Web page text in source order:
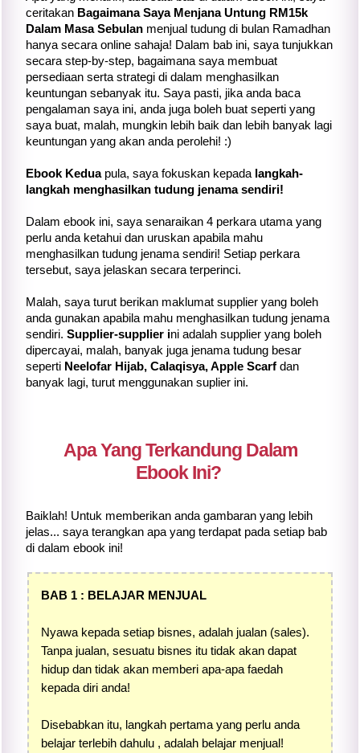
ceritakan Bagaimana Saya Menjana Untung RM15k
Dalam Masa Sebulan menjual tudung di bulan Ramadhan
hanya secara online sahaja! Dalam bab ini, saya tunjukkan
secara step-by-step, bagaimana saya membuat
persediaan serta strategi di dalam menghasilkan
keuntungan sebanyak itu. Saya pasti, jika anda baca
pengalaman saya ini, anda juga boleh buat seperti yang
saya buat, malah, mungkin lebih baik dan lebih banyak lagi
keuntungan yang akan anda perolehi! :)
Ebook Keduapula, saya fokuskan kepada langkah-
langkah menghasilkan tudung jenama sendiri!
Dalam ebook ini, saya senaraikan 4 perkara utama yang
perlu anda ketahui dan uruskan apabila mahu
menghasilkan tudung jenama sendiri! Setiap perkara
tersebut, saya jelaskan secara terperinci.
Malah, saya turut berikan maklumat supplier yang boleh
anda gunakan apabila mahu menghasilkan tudung jenama
sendiri. Supplier-supplier ini adalah supplier yang boleh
dipercayai, malah, banyak juga jenama tudung besar
seperti Neelofar Hijab, Calaqisya, Apple Scarf dan
banyak lagi, turut menggunakan suplier ini.
Apa Yang Terkandung Dalam
Ebook Ini?
Baiklah! Untuk memberikan anda gambaran yang lebih
jelas... saya terangkan apa yang terdapat pada setiap bab
di dalam ebook ini!
BAB 1 : BELAJAR MENJUAL
Nyawa kepada setiap bisnes, adalah jualan (sales).
Tanpa jualan, sesuatu bisnes itu tidak akan dapat
hidup dan tidak akan memberi apa-apa faedah
kepada diri anda!
Disebabkan itu, langkah pertama yang perlu anda
belajar terlebih dahulu , adalah belajar menjual!